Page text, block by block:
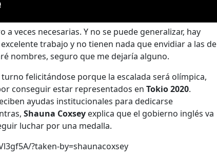
a veces necesarias. Y no se puede generalizar, hay
trabajo y no tienen nada que envidiar a las de
nombres, seguro que me dejaría alguno.
felicitándose porque la escalada será olímpica,
conseguir estar representados en Tokio 2020.
ayudas institucionales para dedicarse
Shauna Coxsey explica que el gobierno inglés va
luchar por una medalla.
?taken-by=shaunacoxsey